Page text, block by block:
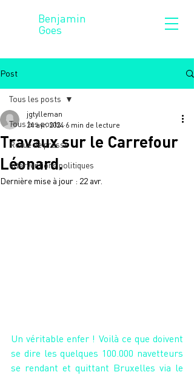
Benjamin
Goes
Post
Tous les posts
Revue de presse
Interventions politiques
Tous les posts
Travaux sur le Carrefour
Léonard.
jgtylleman
24 avr. 2024 6 min de lecture
Dernière mise à jour : 22 avr.
Un véritable enfer ! Voilà ce que doivent
se dire les quelques 100.000 navetteurs
se rendant et quittant Bruxelles via le